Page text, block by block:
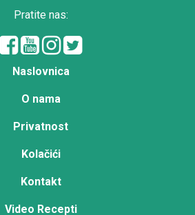
Pratite nas:
Naslovnica
O nama
Privatnost
Kolačići
Kontakt
Video Recepti